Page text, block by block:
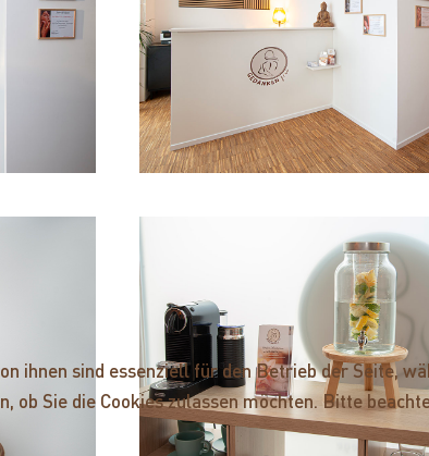
ihnen sind essenziell für den Betrieb der Seite,
ob Sie die Cookies zulassen möchten. Bitte